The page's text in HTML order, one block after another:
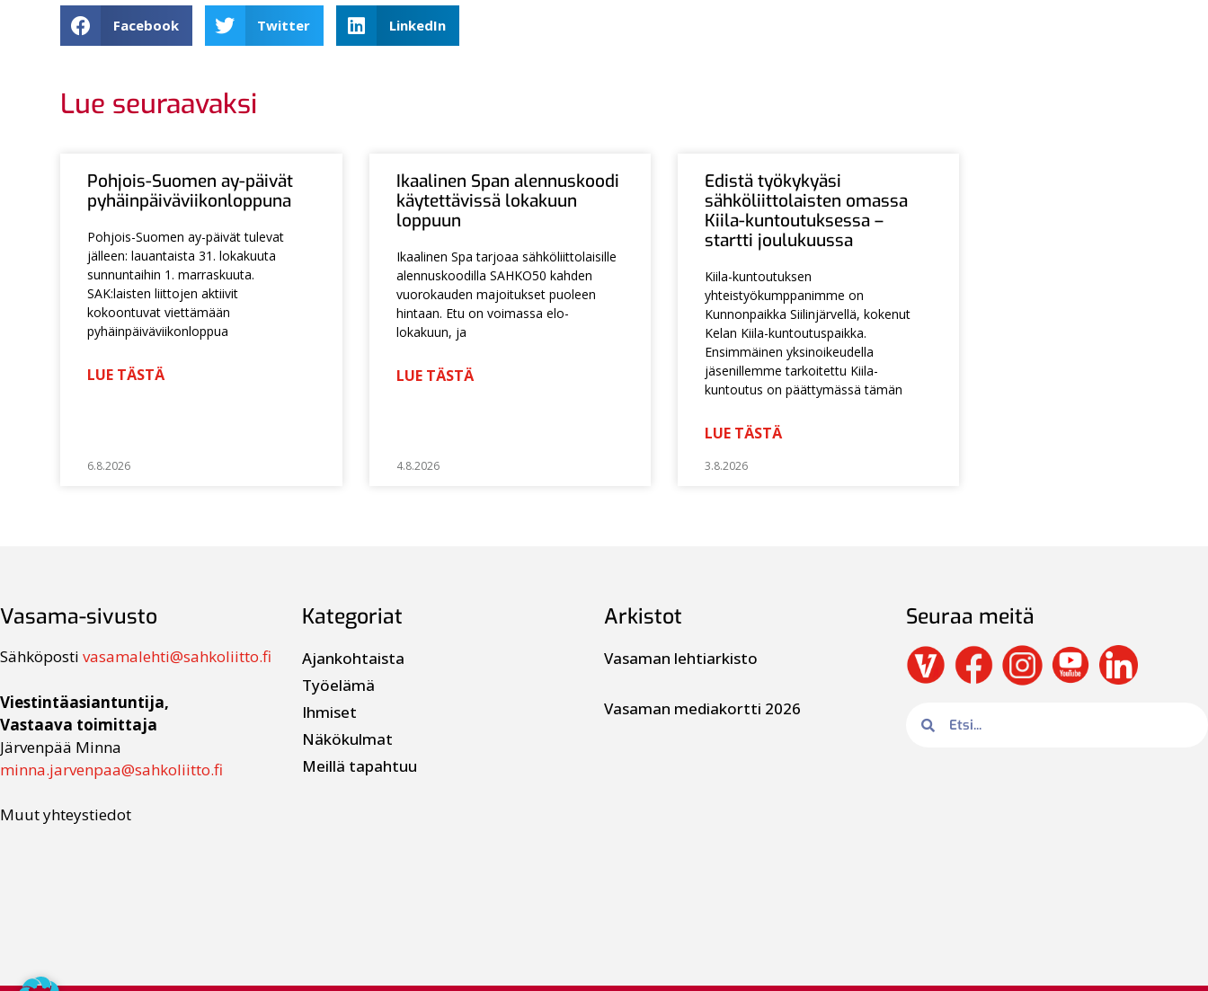
Facebook Twitter LinkedIn
Lue seuraavaksi
Pohjois-Suomen ay-päivät
pyhäinpäiväviikonloppuna
Pohjois-Suomen ay-päivät tulevat
jälleen: lauantaista 31. lokakuuta
sunnuntaihin 1. marraskuuta.
SAK:laisten liittojen aktiivit
kokoontuvat viettämään
pyhäinpäiväviikonloppua
LUE TÄSTÄ
6.8.2026
Ikaalinen Span alennuskoodi
käytettävissä lokakuun
loppuun
Ikaalinen Spa tarjoaa sähköliittolaisille
alennuskoodilla SAHKO50 kahden
vuorokauden majoitukset puoleen
hintaan. Etu on voimassa elo-
lokakuun, ja
LUE TÄSTÄ
4.8.2026
Edistä työkykyäsi
sähköliittolaisten omassa
Kiila-kuntoutuksessa –
startti joulukuussa
Kiila-kuntoutuksen
yhteistyökumppanimme on
Kunnonpaikka Siilinjärvellä, kokenut
Kelan Kiila-kuntoutuspaikka.
Ensimmäinen yksinoikeudella
jäsenillemme tarkoitettu Kiila-
kuntoutus on päättymässä tämän
LUE TÄSTÄ
3.8.2026
Vasama-sivusto
Sähköposti vasamalehti@sahkoliitto.fi
Viestintäasiantuntija,
Vastaava toimittaja
Järvenpää Minna
minna.jarvenpaa@sahkoliitto.fi
Muut yhteystiedot
Kategoriat
Ajankohtaista
Työelämä
Ihmiset
Näkökulmat
Meillä tapahtuu
Arkistot
Vasaman lehtiarkisto
Vasaman mediakortti 2026
Seuraa meitä